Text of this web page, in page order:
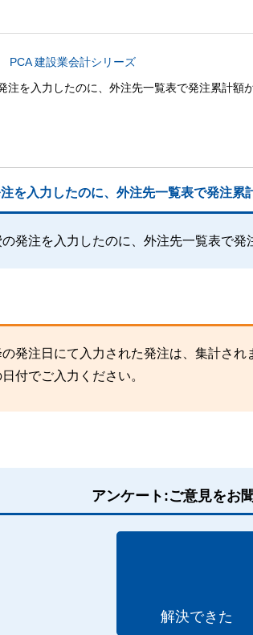
PCA 建設業会計シリーズ
注を入力したのに、外注先一覧表で発注累計額
を入力したのに、外注先一覧表で発注累
発注を入力したのに、外注先一覧表で発
発注日にて入力された発注は、集計され
付でご入力ください。
アンケート:ご意見をお
解決できた